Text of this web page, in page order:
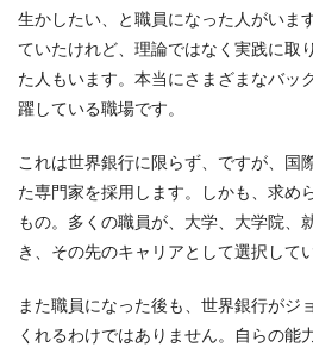
生かしたい、と職員になった人がいま
ていたけれど、理論ではなく実践に取
た人もいます。本当にさまざまなバッ
躍している職場です。
これは世界銀行に限らず、ですが、国
た専門家を採用します。しかも、求め
もの。多くの職員が、大学、大学院、
き、その先のキャリアとして選択して
また職員になった後も、世界銀行がジ
くれるわけではありません。自らの能